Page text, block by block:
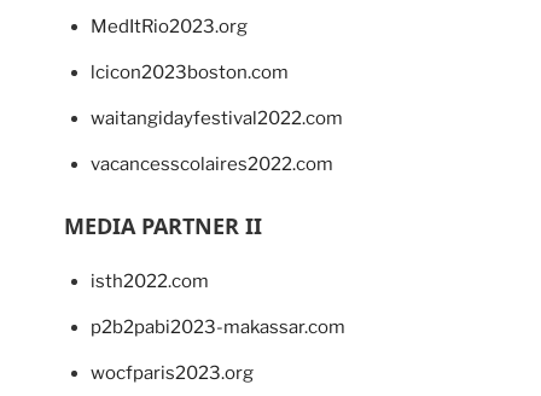
MedItRio2023.org
lcicon2023boston.com
waitangidayfestival2022.com
vacancesscolaires2022.com
MEDIA PARTNER II
isth2022.com
p2b2pabi2023-makassar.com
wocfparis2023.org